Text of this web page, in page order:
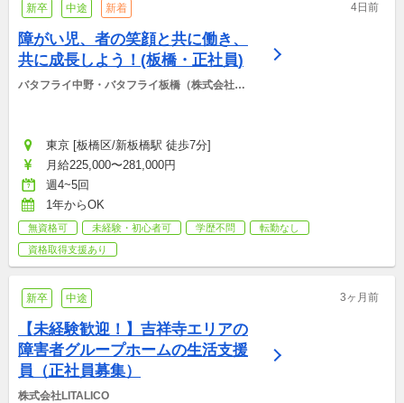
新卒 中途 新着 4日前
障がい児、者の笑顔と共に働き、
共に成長しよう！(板橋・正社員)
バタフライ中野・バタフライ板橋（株式会社
東京 [板橋区/新板橋駅 徒歩7分]
月給225,000〜281,000円
週4~5回
1年からOK
無資格可 未経験・初心者可 学歴不問
転勤なし
資格取得支援あり
新卒 中途 3ヶ月前
【未経験歓迎！】吉祥寺エリアの
障害者グループホームの生活支援
員（正社員募集）
株式会社LITALICO